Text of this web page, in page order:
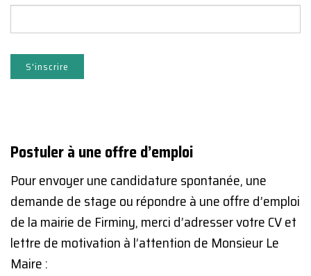
Postuler à une offre d’emploi
Pour envoyer une candidature spontanée, une
demande de stage ou répondre à une offre d’emploi
de la mairie de Firminy, merci d’adresser votre CV et
lettre de motivation à l’attention de Monsieur Le
Maire :